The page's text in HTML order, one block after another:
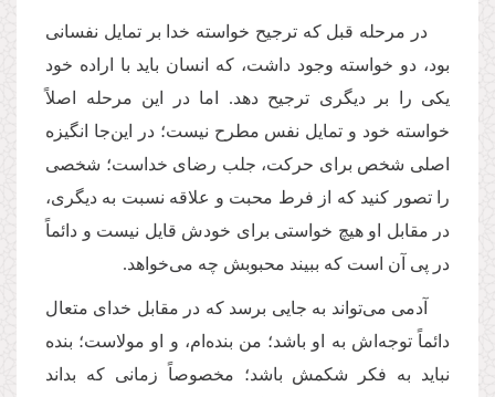
در مرحله قبل كه ترجیح خواسته خدا بر تمایل نفسانی
بود، دو خواسته وجود داشت، كه انسان باید با اراده خود
یكی را بر دیگری ترجیح دهد. اما در این مرحله اصلاً
خواسته خود و تمایل نفس مطرح نیست؛ در این‌جا انگیزه
اصلی شخص برای حركت، جلب رضای خداست؛ شخصی
را تصور كنید كه از فرط محبت و علاقه نسبت به دیگری،
در مقابل او هیچ خواستی برای خودش قایل نیست و دائماً
در پی آن است كه ببیند محبوبش چه می‌خواهد.
آدمی می‌تواند به جایی برسد كه در مقابل خدای متعال
دائماً توجه‌اش به او باشد؛ من بنده‌ام، و او مولاست؛ بنده
نباید به فکر شکمش باشد؛ مخصوصاً زمانی كه بداند